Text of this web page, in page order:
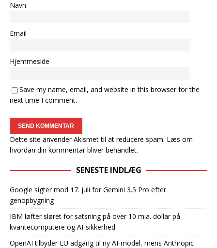
Navn
Email
Hjemmeside
Save my name, email, and website in this browser for the
next time I comment.
Dette site anvender Akismet til at reducere spam. Læs om
hvordan din kommentar bliver behandlet.
SENESTE INDLÆG
Google sigter mod 17. juli for Gemini 3.5 Pro efter
genopbygning
IBM løfter sløret for satsning på over 10 mia. dollar på
kvantecomputere og AI-sikkerhed
OpenAI tilbyder EU adgang til ny AI-model, mens Anthropic